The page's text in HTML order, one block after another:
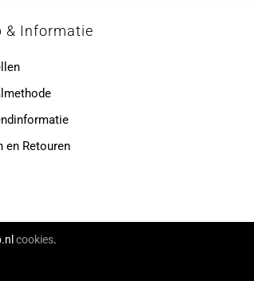
& Informatie
en Retouren
cookies.